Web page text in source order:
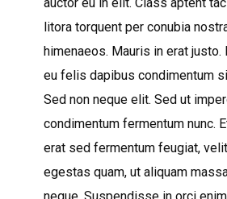
litora torquent per conubia
himenaeos. Mauris in erat justo.
eu felis dapibus condimentum
Sed non neque elit. Sed ut
condimentum fermentum nunc.
erat sed fermentum feugiat,
egestas quam, ut aliquam
neque. Suspendisse in orci